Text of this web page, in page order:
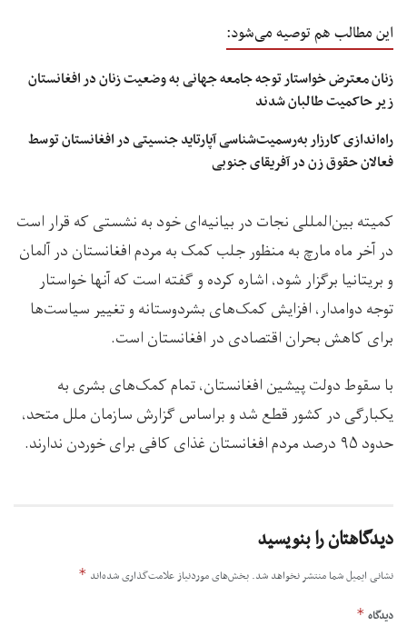
این مطالب هم توصیه می‌شود:
زنان معترض خواستار توجه جامعه جهانی به وضعیت زنان در افغانستان
زیر حاکمیت طالبان شدند
راه‌اندازی کارزار به‌رسمیت‌شناسی آپارتاید جنسیتی در افغانستان توسط
فعالان حقوق زن در آفریقای جنوبی
کمیته بین‌المللی نجات در بیانیه‌ای خود به نشستی که قرار است
در آخر ماه مارچ به منظور جلب کمک به مردم افغانستان در آلمان
و بریتانیا برگزار شود، اشاره کرده و گفته است که آنها خواستار
توجه دوامدار، افزایش کمک‌های بشردوستانه و تغییر سیاست‌ها
برای کاهش بحران اقتصادی در افغانستان است.
با سقوط دولت پیشین افغانستان، تمام کمک‌های بشری به
یکبارگی در کشور قطع شد و براساس گزارش‌ سازمان ملل متحد،
حدود ۹۵ درصد مردم افغانستان غذای کافی برای خوردن ندارند.
دیدگاهتان را بنویسید
نشانی ایمیل شما منتشر نخواهد شد. بخش‌های موردنیاز علامت‌گذاری شده‌اند *
دیدگاه *